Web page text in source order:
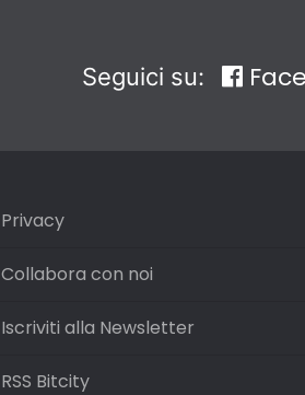
Seguici su:
Privacy
Collabora con noi
Iscriviti alla Newsletter
RSS Bitcity